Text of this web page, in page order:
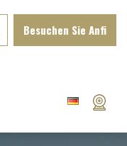
Besuchen Sie Anfi